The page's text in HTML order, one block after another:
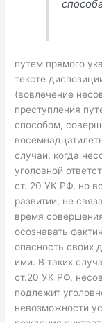
путем прямого
тексте
(вовлечение
преступления
способом,
случаи, когда
уголовной
ст. 20 УК РФ, но
развитии, не
время
осознавать
опасность своих
ими. В таких
ст.20 УК РФ,
подлежит
невозможности